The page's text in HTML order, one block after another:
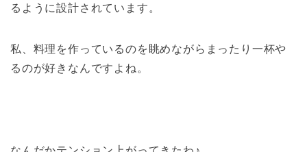
るように設計されています。
私、料理を作っているのを眺めながらまったり一杯や
るのが好きなんですよね。